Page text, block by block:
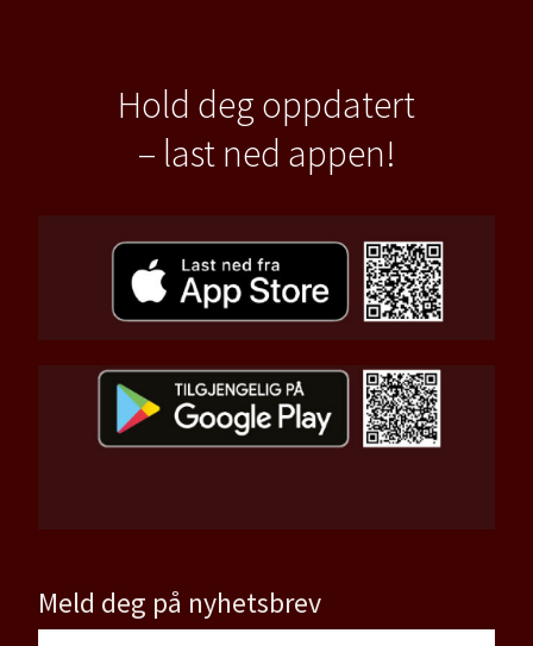
Hold deg oppdatert
– last ned appen!
Meld deg på nyhetsbrev